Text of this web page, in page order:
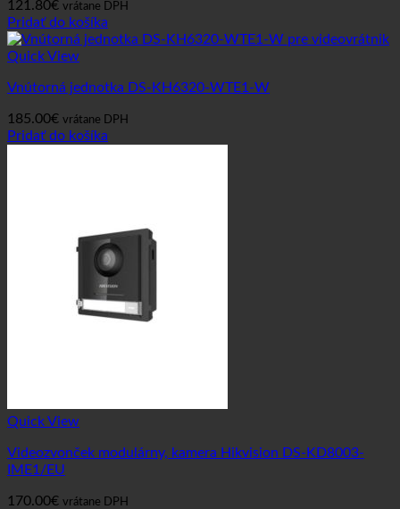
121.80€ vrátane DPH
Pridať do košíka
Quick View
Vnútorná jednotka DS-KH6320-WTE1-W
185.00€ vrátane DPH
Pridať do košíka
Quick View
Videozvonček modulárny, kamera Hikvision DS-KD8003-
IME1/EU
170.00€ vrátane DPH